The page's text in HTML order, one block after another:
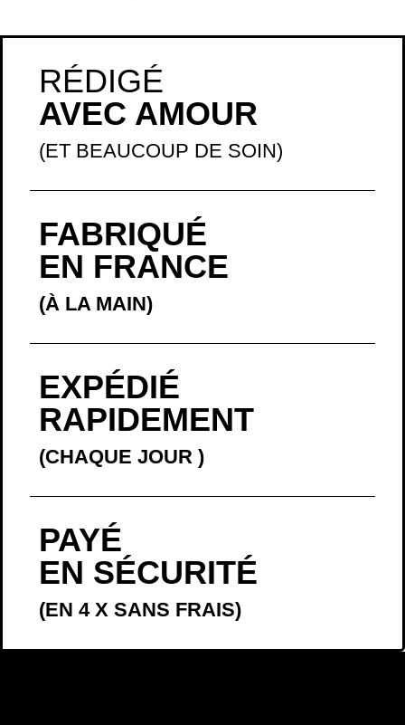
RÉDIGÉ
AVEC AMOUR
(ET BEAUCOUP DE SOIN)
FABRIQUÉ
EN FRANCE
(À LA MAIN)
EXPÉDIÉ
RAPIDEMENT
(CHAQUE JOUR )
PAYÉ
EN SÉCURITÉ
(EN 4 X SANS FRAIS)